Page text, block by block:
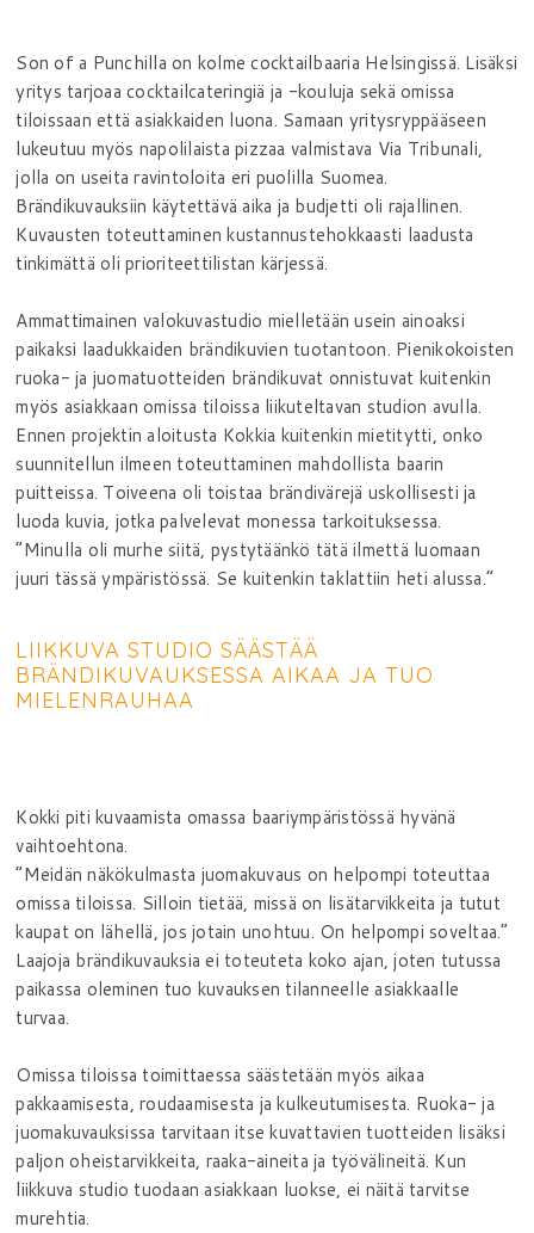
Son of a Punchilla on kolme cocktailbaaria Helsingissä. Lisäksi
yritys tarjoaa cocktailcateringiä ja -kouluja sekä omissa
tiloissaan että asiakkaiden luona. Samaan yritysryppääseen
lukeutuu myös napolilaista pizzaa valmistava Via Tribunali,
jolla on useita ravintoloita eri puolilla Suomea.
Brändikuvauksiin käytettävä aika ja budjetti oli rajallinen.
Kuvausten toteuttaminen kustannustehokkaasti laadusta
tinkimättä oli prioriteettilistan kärjessä.
Ammattimainen valokuvastudio mielletään usein ainoaksi
paikaksi laadukkaiden brändikuvien tuotantoon. Pienikokoisten
ruoka- ja juomatuotteiden brändikuvat onnistuvat kuitenkin
myös asiakkaan omissa tiloissa liikuteltavan studion avulla.
Ennen projektin aloitusta Kokkia kuitenkin mietitytti, onko
suunnitellun ilmeen toteuttaminen mahdollista baarin
puitteissa. Toiveena oli toistaa brändivärejä uskollisesti ja
luoda kuvia, jotka palvelevat monessa tarkoituksessa.
”Minulla oli murhe siitä, pystytäänkö tätä ilmettä luomaan
juuri tässä ympäristössä. Se kuitenkin taklattiin heti alussa.”
LIIKKUVA STUDIO SÄÄSTÄÄ
BRÄNDIKUVAUKSESSA AIKAA JA TUO
MIELENRAUHAA
Kokki piti kuvaamista omassa baariympäristössä hyvänä
vaihtoehtona.
”Meidän näkökulmasta juomakuvaus on helpompi toteuttaa
omissa tiloissa. Silloin tietää, missä on lisätarvikkeita ja tutut
kaupat on lähellä, jos jotain unohtuu. On helpompi soveltaa.”
Laajoja brändikuvauksia ei toteuteta koko ajan, joten tutussa
paikassa oleminen tuo kuvauksen tilanneelle asiakkaalle
turvaa.
Omissa tiloissa toimittaessa säästetään myös aikaa
pakkaamisesta, roudaamisesta ja kulkeutumisesta. Ruoka- ja
juomakuvauksissa tarvitaan itse kuvattavien tuotteiden lisäksi
paljon oheistarvikkeita, raaka-aineita ja työvälineitä. Kun
liikkuva studio tuodaan asiakkaan luokse, ei näitä tarvitse
murehtia.